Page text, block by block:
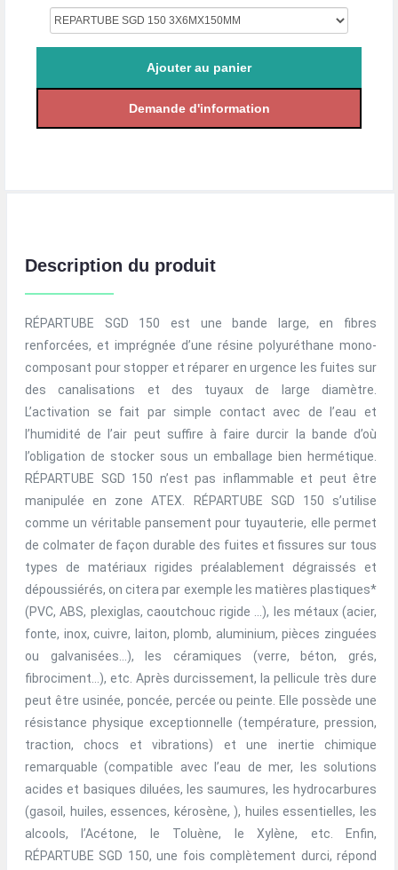
Description du produit
RÉPARTUBE SGD 150 est une bande large, en fibres
renforcées, et imprégnée d’une résine polyuréthane mono-
composant pour stopper et réparer en urgence les fuites sur
des canalisations et des tuyaux de large diamètre.
L’activation se fait par simple contact avec de l’eau et
l’humidité de l’air peut suffire à faire durcir la bande d’où
l’obligation de stocker sous un emballage bien hermétique.
RÉPARTUBE SGD 150 n’est pas inflammable et peut être
manipulée en zone ATEX. RÉPARTUBE SGD 150 s’utilise
comme un véritable pansement pour tuyauterie, elle permet
de colmater de façon durable des fuites et fissures sur tous
types de matériaux rigides préalablement dégraissés et
dépoussiérés, on citera par exemple les matières plastiques*
(PVC, ABS, plexiglas, caoutchouc rigide …), les métaux (acier,
fonte, inox, cuivre, laiton, plomb, aluminium, pièces zinguées
ou galvanisées…), les céramiques (verre, béton, grés,
fibrociment…), etc. Après durcissement, la pellicule très dure
peut être usinée, poncée, percée ou peinte. Elle possède une
résistance physique exceptionnelle (température, pression,
traction, chocs et vibrations) et une inertie chimique
remarquable (compatible avec l’eau de mer, les solutions
acides et basiques diluées, les saumures, les hydrocarbures
(gasoil, huiles, essences, kérosène, ), huiles essentielles, les
alcools, l’Acétone, le Toluène, le Xylène, etc. Enfin,
RÉPARTUBE SGD 150, une fois complètement durci, répond